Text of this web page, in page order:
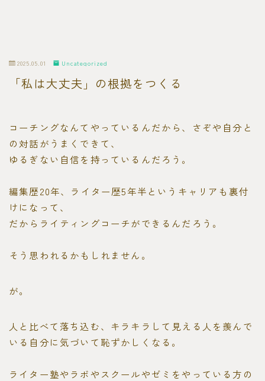
2025.05.01 Uncategorized
「私は大丈夫」の根拠をつくる
コーチングなんてやっているんだから、さぞや自分と
の対話がうまくできて、
ゆるぎない自信を持っているんだろう。
編集歴20年、ライター歴5年半というキャリアも裏付
けになって、
だからライティングコーチができるんだろう。
そう思われるかもしれません。
が。
人と比べて落ち込む、キラキラして見える人を羨んで
いる自分に気づいて恥ずかしくなる。
ライター塾やラボやスクールやゼミをやっている方の